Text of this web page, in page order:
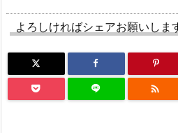
よろしければシェアお願いしま
